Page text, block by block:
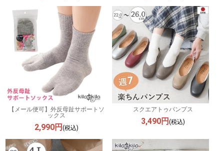
【メール便可】外反母趾サポートソ
ックス
2,990円(税込)
スクエアトゥパンプス
3,490円 (税込)